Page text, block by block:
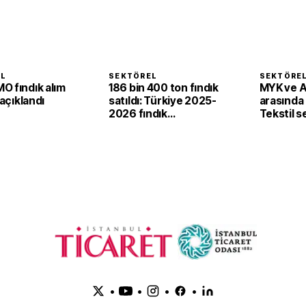
fındık alım
SEKTÖREL
186 bin 400 ton fındık
satıldı: Türkiye 2025-
2026 fındık
MYK ve
Tekstil
• • • •